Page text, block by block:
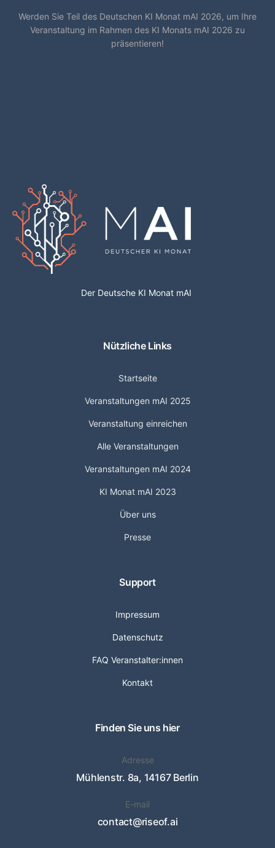
Werden Sie Teil des Deutschen KI Monat mAI 2026, um Ihre
Veranstaltung im Rahmen des KI Monats mAI 2026 zu
präsentieren!
Der Deutsche KI Monat mAI
Nützliche Links
Startseite
Veranstaltungen mAI 2025
Veranstaltung einreichen
Alle Veranstaltungen
Veranstaltungen mAI 2024
KI Monat mAI 2023
Über uns
Presse
Support
Impressum
Datenschutz
FAQ Veranstalter:innen
Kontakt
Finden Sie uns hier
Adresse
Mühlenstr. 8a, 14167 Berlin
E-mail
contact@riseof.ai